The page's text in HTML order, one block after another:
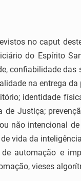
no caput
do Espírito
confiabilidade
na entrega
identidade
de Justiça;
não intencional
vida da
automação e
vieses